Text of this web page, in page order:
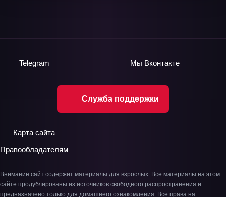
Служба поддержки
Telegram Мы Вконтакте
Карта сайта
Правообладателям
Внимание сайт содержит материалы для взрослых. Все материалы на этом
сайте продублированы из источников свободного распространения и
предназначено только для домашнего ознакомления. Все права на